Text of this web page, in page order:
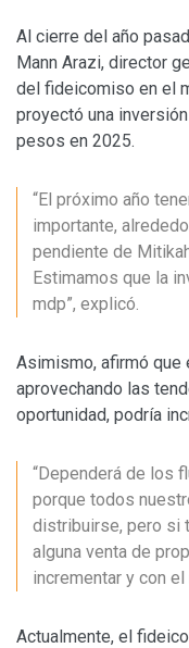
Al cierre del año
Mann Arazi, director
del fideicomiso en el
proyectó una
pesos en 2025.
“El próximo año
importante,
pendiente de
Estimamos que la
mdp”, explicó.
Asimismo, afirmó que
aprovechando las
oportunidad, podría
“Dependerá de los
porque todos
distribuirse, pero si
alguna venta de
incrementar y con
Actualmente, el